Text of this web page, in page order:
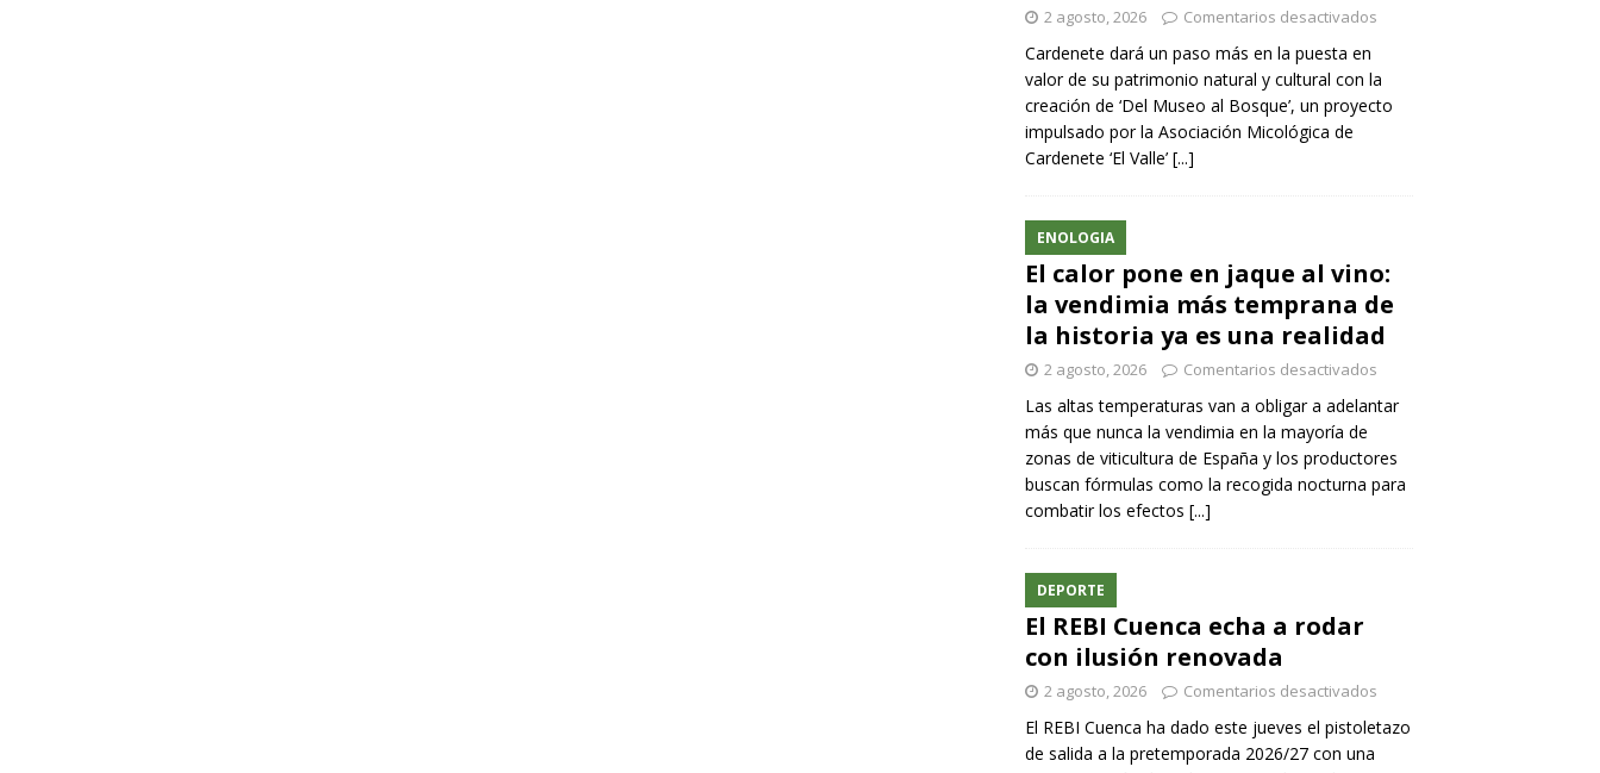
2 agosto, 2026 Comentarios desactivados
Cardenete dará un paso más en la puesta en
valor de su patrimonio natural y cultural con la
creación de ‘Del Museo al Bosque’, un proyecto
impulsado por la Asociación Micológica de
Cardenete ‘El Valle’ [...]
ENOLOGIA
El calor pone en jaque al vino:
la vendimia más temprana de
la historia ya es una realidad
2 agosto, 2026 Comentarios desactivados
Las altas temperaturas van a obligar a adelantar
más que nunca la vendimia en la mayoría de
zonas de viticultura de España y los productores
buscan fórmulas como la recogida nocturna para
combatir los efectos [...]
DEPORTE
El REBI Cuenca echa a rodar
con ilusión renovada
2 agosto, 2026 Comentarios desactivados
El REBI Cuenca ha dado este jueves el pistoletazo
de salida a la pretemporada 2026/27 con una